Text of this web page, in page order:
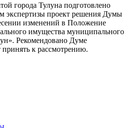
города Тулуна подготовлено
экспертизы проект решения Думы
изменений в Положение
имущества муниципального
Рекомендовано Думе
принять к рассмотрению.